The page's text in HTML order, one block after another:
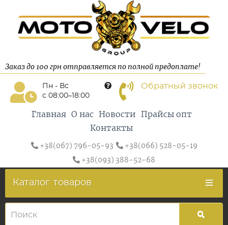
Заказ до 100 грн отправляется по полной предоплате!
Пн - Вс
с 08:00–18:00
Обратный звонок
Главная О нас Новости
Прайсы опт
Контакты
+38(067) 796-05-93
+38(066) 528-05-19
+38(093) 388-52-68
Каталог товаров